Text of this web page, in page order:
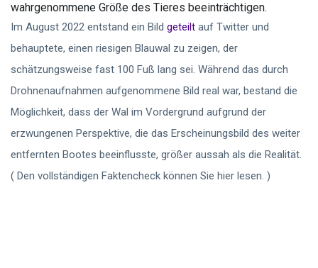
wahrgenommene Größe des Tieres beeinträchtigen.
Im August 2022 entstand ein Bild geteilt auf Twitter und
behauptete, einen riesigen Blauwal zu zeigen, der
schätzungsweise fast 100 Fuß lang sei. Während das durch
Drohnenaufnahmen aufgenommene Bild real war, bestand die
Möglichkeit, dass der Wal im Vordergrund aufgrund der
erzwungenen Perspektive, die das Erscheinungsbild des weiter
entfernten Bootes beeinflusste, größer aussah als die Realität.
( Den vollständigen Faktencheck können Sie hier lesen. )